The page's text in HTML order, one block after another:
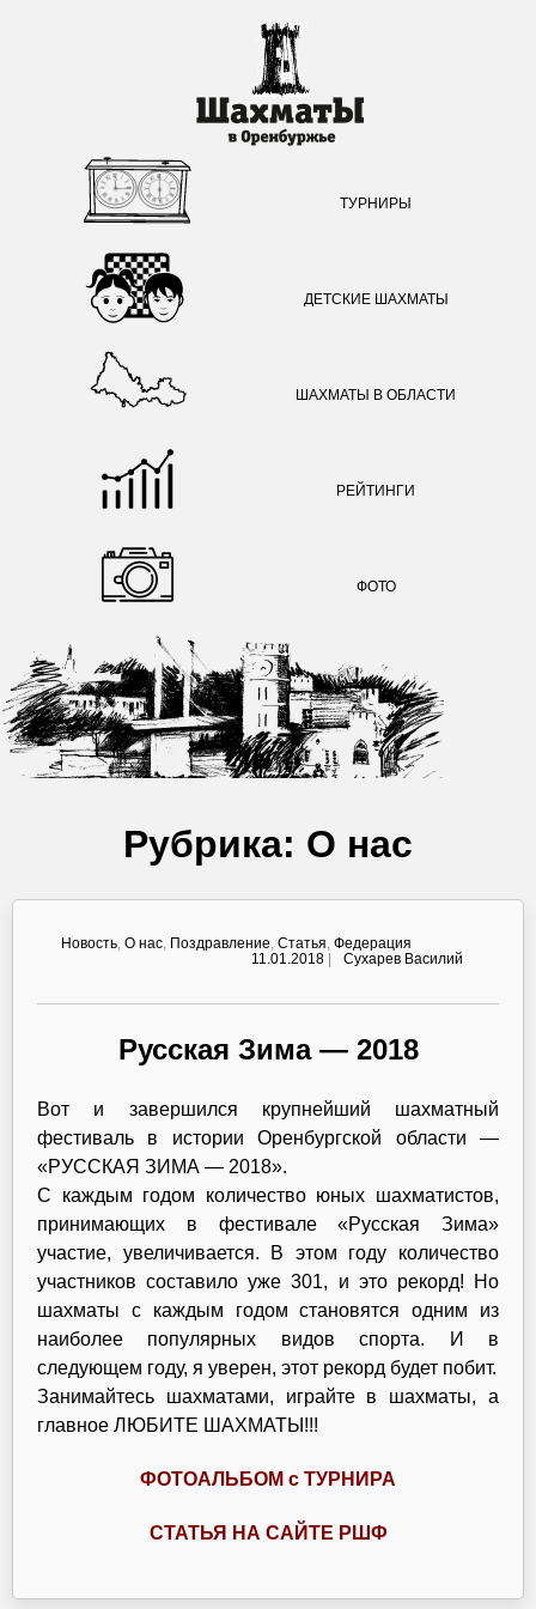
ТУРНИРЫ
ДЕТСКИЕ ШАХМАТЫ
ШАХМАТЫ В ОБЛАСТИ
РЕЙТИНГИ
ФОТО
Рубрика: О нас
Новость, О нас, Поздравление, Статья, Федерация
11.01.2018 | Сухарев Василий
Русская Зима — 2018
Вот и завершился крупнейший шахматный
фестиваль в истории Оренбургской области —
«РУССКАЯ ЗИМА — 2018».
С каждым годом количество юных шахматистов,
принимающих в фестивале «Русская Зима»
участие, увеличивается. В этом году количество
участников составило уже 301, и это рекорд! Но
шахматы с каждым годом становятся одним из
наиболее популярных видов спорта. И в
следующем году, я уверен, этот рекорд будет побит.
Занимайтесь шахматами, играйте в шахматы, а
главное ЛЮБИТЕ ШАХМАТЫ!!!
ФОТОАЛЬБОМ с ТУРНИРА
СТАТЬЯ НА САЙТЕ РШФ